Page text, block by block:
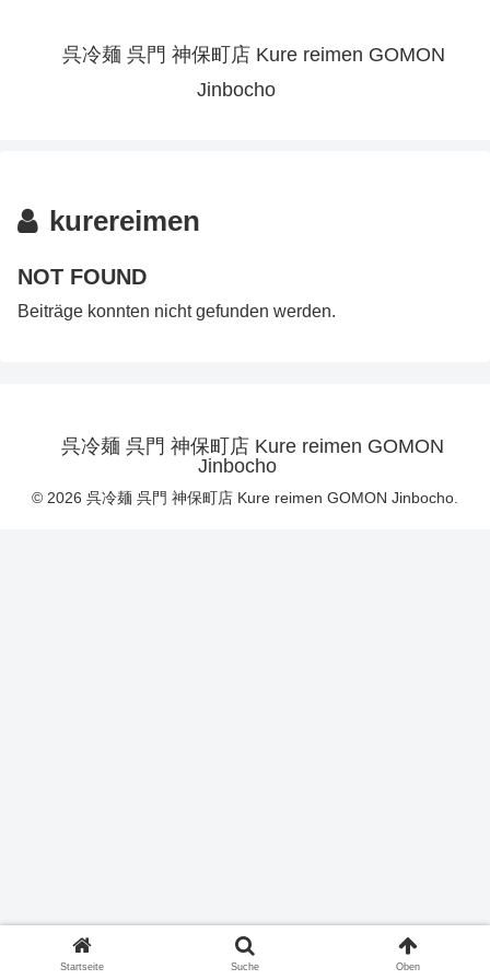
呉冷麺 呉門 神保町店 Kure reimen GOMON
Jinbocho
kurereimen
NOT FOUND
Beiträge konnten nicht gefunden werden.
呉冷麺 呉門 神保町店 Kure reimen GOMON
Jinbocho
© 2026 呉冷麺 呉門 神保町店 Kure reimen GOMON Jinbocho.
Startseite Suche Oben